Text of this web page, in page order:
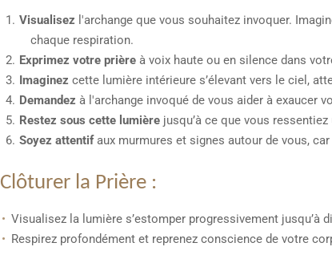
Visualisez l'archange que vous souhaitez invoquer.
chaque respiration.
Exprimez votre prière à voix haute ou en silence dans
Imaginez cette lumière intérieure s’élevant vers le ciel,
Demandez à l'archange invoqué de vous aider à exaucer
Restez sous cette lumière jusqu’à ce que vous
Soyez attentifaux murmures et signes autour de vous,
Clôturer la Prière :
Visualisez la lumière s’estomper progressivement jusqu’à
Respirez profondément et reprenez conscience de votre